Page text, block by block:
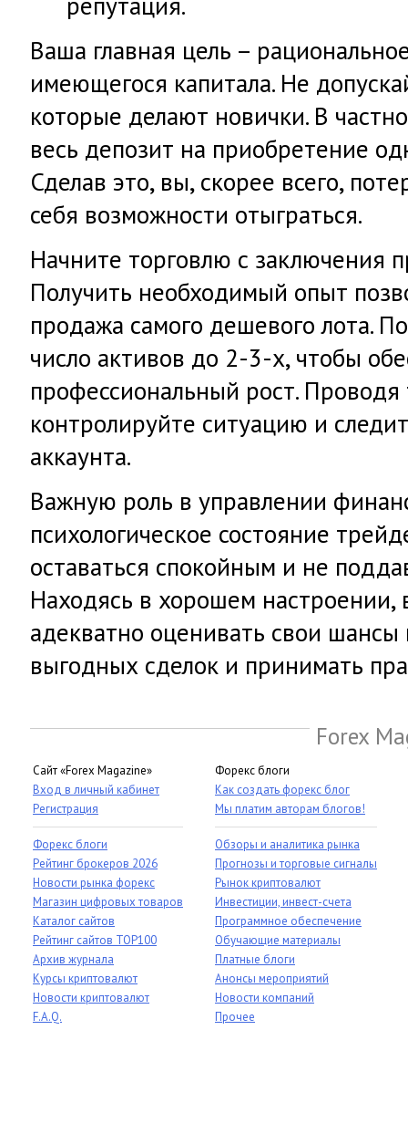
Ваша главная цель –
имеющегося капитала. Не
которые делают новички. В
весь депозит на приобретение
Сделав это, вы, скорее всего,
себя возможности отыграться.
Начните торговлю с заключения
Получить необходимый опыт
продажа самого дешевого лота.
число активов до 2-3-х, чтобы
профессиональный рост. Проводя
контролируйте ситуацию и
аккаунта.
Важную роль в управлении
психологическое состояние
оставаться спокойным и не
Находясь в хорошем настроении,
адекватно оценивать свои
выгодных сделок и принимать
Forex
Сайт «Forex Magazine»
Вход в личный кабинет
Регистрация
Форекс блоги
Рейтинг брокеров 2026
Новости рынка форекс
Магазин цифровых товаров
Каталог сайтов
Рейтинг сайтов TOP100
Архив журнала
Курсы криптовалют
Новости криптовалют
F.A.Q.
Форекс блоги
Как создать форекс блог
Мы платим авторам блогов!
Обзоры и аналитика рынка
Прогнозы и торговые сигналы
Рынок криптовалют
Инвестиции, инвест-счета
Программное обеспечение
Обучающие материалы
Платные блоги
Анонсы мероприятий
Новости компаний
Прочее